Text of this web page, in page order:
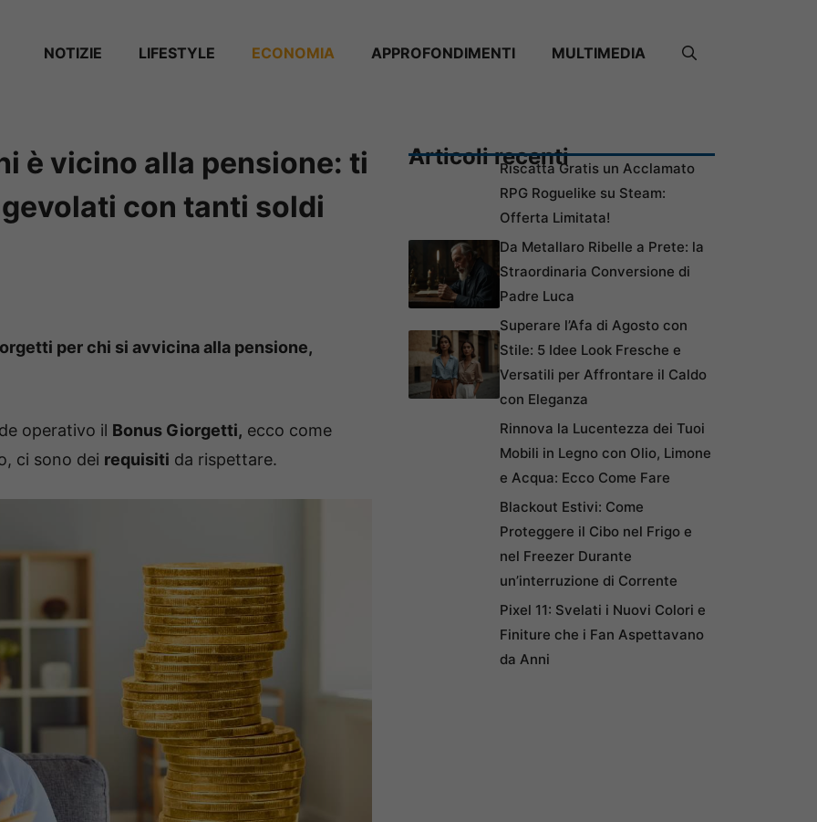
NOTIZIE ⁠⁠LIFESTYLE ECONOMIA APPROFONDIMENTI MULTIMEDIA
è vicino alla pensione: ti
con tanti soldi
per chi si avvicina alla pensione,
operativo il Bonus Giorgetti, ecco come
ci sono dei requisiti da rispettare.
Articoli recentiRiscatta Gratis un Acclamato
RPG Roguelike su Steam:
Offerta Limitata!
Da Metallaro Ribelle a Prete: la
Straordinaria Conversione di
Padre Luca
Superare l’Afa di Agosto con
Stile: 5 Idee Look Fresche e
Versatili per Affrontare il Caldo
con Eleganza
Rinnova la Lucentezza dei Tuoi
Mobili in Legno con Olio, Limone
e Acqua: Ecco Come Fare
Blackout Estivi: Come
Proteggere il Cibo nel Frigo e
nel Freezer Durante
un’interruzione di Corrente
Pixel 11: Svelati i Nuovi Colori e
Finiture che i Fan Aspettavano
da Anni